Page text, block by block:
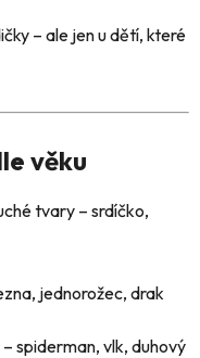
– ale jen u dětí, které
věku
tvary – srdíčko,
jednorožec, drak
spiderman, vlk, duhový